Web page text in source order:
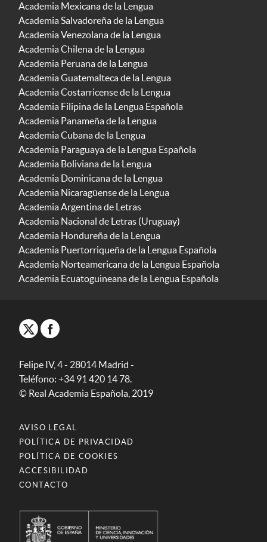
Academia Mexicana de la Lengua
Academia Salvadoreña de la Lengua
Academia Venezolana de la Lengua
Academia Chilena de la Lengua
Academia Peruana de la Lengua
Academia Guatemalteca de la Lengua
Academia Costarricense de la Lengua
Academia Filipina de la Lengua Española
Academia Panameña de la Lengua
Academia Cubana de la Lengua
Academia Paraguaya de la Lengua Española
Academia Boliviana de la Lengua
Academia Dominicana de la Lengua
Academia Nicaragüense de la Lengua
Academia Argentina de Letras
Academia Nacional de Letras (Uruguay)
Academia Hondureña de la Lengua
Academia Puertorriqueña de la Lengua Española
Academia Norteamericana de la Lengua Española
Academia Ecuatoguineana de la Lengua Española
Felipe IV, 4 - 28014 Madrid -
Teléfono: +34 91 420 14 78.
© Real Academia Española, 2019
AVISO LEGAL
POLÍTICA DE PRIVACIDAD
POLÍTICA DE COOKIES
ACCESIBILIDAD
CONTACTO